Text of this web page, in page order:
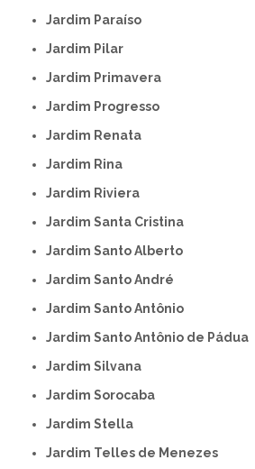
Jardim Paraíso
Jardim Pilar
Jardim Primavera
Jardim Progresso
Jardim Renata
Jardim Rina
Jardim Riviera
Jardim Santa Cristina
Jardim Santo Alberto
Jardim Santo André
Jardim Santo Antônio
Jardim Santo Antônio de Pádua
Jardim Silvana
Jardim Sorocaba
Jardim Stella
Jardim Telles de Menezes